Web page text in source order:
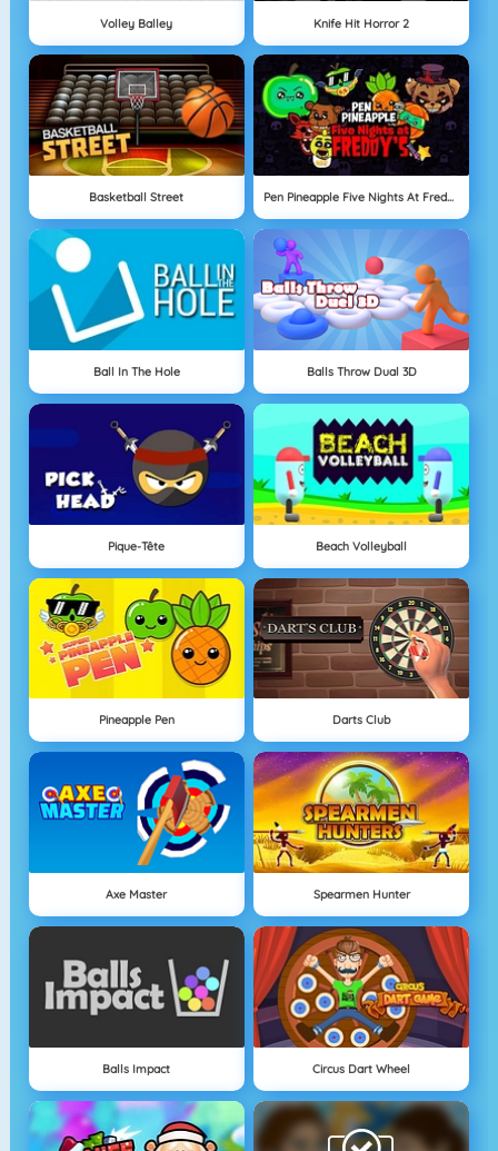
Volley Balley Knife Hit Horror 2
Basketball Street Pen Pineapple Five Nights At Freddy's
Ball In The Hole Balls Throw Dual 3D
Pique-Tête Beach Volleyball
Pineapple Pen Darts Club
Axe Master Spearmen Hunter
Balls Impact Circus Dart Wheel